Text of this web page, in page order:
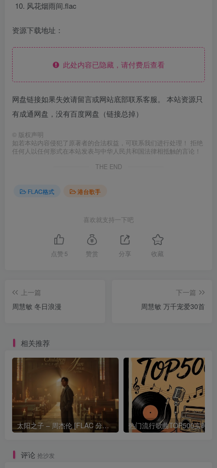
风花烟雨间.flac
资源下载地址：
此处内容已隐藏，请付费后查看
网盘链接如果失效请留言或网站底部联系客服。 本站资源只
有成通网盘，没有百度网盘（链接总掉）
© 版权声明
如若本站内容侵犯了原著者的合法权益，可联系我们进行处理！ 拒绝
任何人以任何形式在本站发表与中华人民共和国法律相抵触的言论！
THE END
FLAC格式 港台歌手
喜欢就支持一下吧
点赞 5 赞赏 分享 收藏
上一篇
周慧敏 冬日浪漫
下一篇
周慧敏 万千宠爱30首
相关推荐
太阳之子 – 周杰伦 [FLAC 分轨 192Khz 24bit]
评论 抢沙发